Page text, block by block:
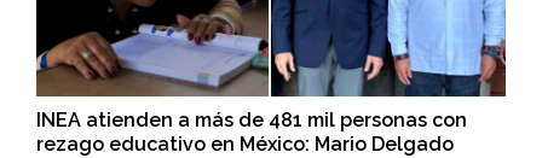
INEA atienden a más de 481 mil personas con
rezago educativo en México: Mario Delgado